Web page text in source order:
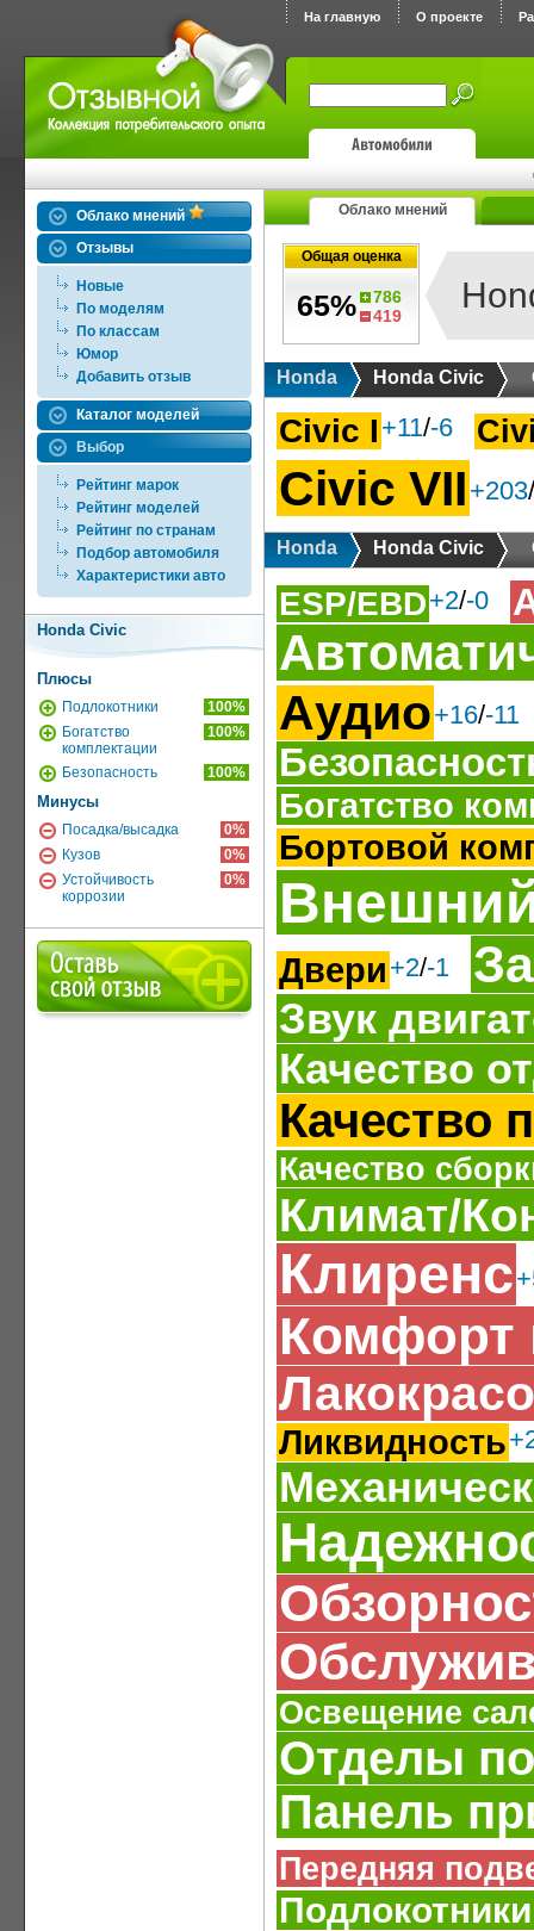
На главную О проекте
Облако мнений
Отзывы
Новые
По моделям
По классам
Юмор
Добавить отзыв
Каталог моделей
Выбор
Рейтинг марок
Рейтинг моделей
Рейтинг по странам
Подбор автомобиля
Характеристики авто
Honda Civic
Плюсы
Подлокотники
100%
Богатство
комплектации
100%
Безопасность 100%
Минусы
Посадка/высадка
0%
Кузов
0%
Устойчивость
коррозии
0%
Облако мнений
Общая оценка
65%
786
419
Honda Honda Civic
Civic I +11/-6
Civic VII +203/
Honda Honda Civic
ESP/EBD+2/-0
Аудио+16/-11
Богатство
Бортовой
Двери +2/-1
Звук
Качество
Качество
Качество
Климат/
Клиренс
Комфорт
Ликвидность
Освещение
Отделы
Панель
Передняя
Подлокотники